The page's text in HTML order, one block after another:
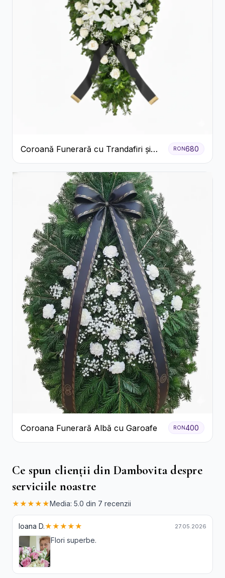
Coroană Funerară cu Trandafiri și
Crini
RON680
Coroana Funerară Albă cu Garoafe RON 400
Ce spun clienții din Dambovita despre
serviciile noastre
★★★★★Media: 5.0 din 7 recenzii
Ioana D.★★★★★ 27.05.2026
Flori superbe.